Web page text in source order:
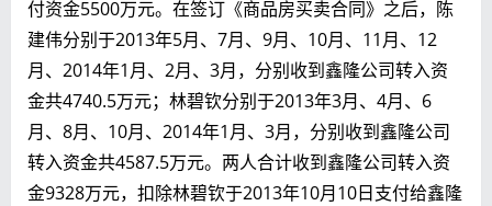
付资金5500万元。在签订《商品房买卖合同》之后，陈
建伟分别于2013年5月、7月、9月、10月、11月、12
月、2014年1月、2月、3月，分别收到鑫隆公司转入资
金共4740.5万元；林碧钦分别于2013年3月、4月、6
月、8月、10月、2014年1月、3月，分别收到鑫隆公司
转入资金共4587.5万元。两人合计收到鑫隆公司转入资
金9328万元，扣除林碧钦于2013年10月10日支付给鑫隆